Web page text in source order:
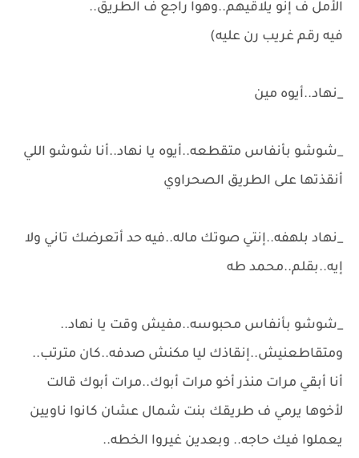
الأمل ف إنو يلاقيهم..وهوا راجع ف الطريق..
فيه رقم غريب رن عليه)
_نهاد..أيوه مين
_شوشو بأنفاس متقطعه..أيوه يا نهاد..أنا شوشو اللي
أنقذتها على الطريق الصحراوي
_نهاد بلهفه..إنتي صوتك ماله..فيه حد أتعرضك تاني ولا
إيه..بقلم..محمد طه
_شوشو بأنفاس محبوسه..مفيش وقت يا نهاد..
ومتقاطعنيش..إنقاذك ليا مكنش صدفه..كان مترتب..
أنا أبقي مرات منذر أخو مرات أبوك..مرات أبوك قالت
لأخوها يرمي ف طريقك بنت شمال عشان كانوا ناويين
يعملوا فيك حاجه.. وبعدين غيروا الخطه..